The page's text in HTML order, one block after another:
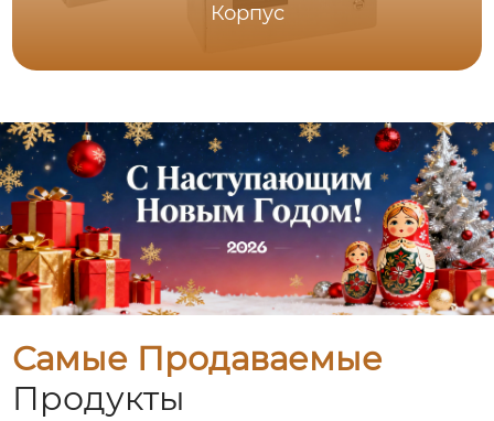
Корпус
Самые Продаваемые
Продукты